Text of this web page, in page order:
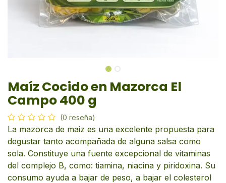
Maíz Cocido en Mazorca El
Campo 400 g
(0 reseña)
La mazorca de maiz es una excelente propuesta para
degustar tanto acompañada de alguna salsa como
sola. Constituye una fuente excepcional de vitaminas
del complejo B, como: tiamina, niacina y piridoxina. Su
consumo ayuda a bajar de peso, a bajar el colesterol